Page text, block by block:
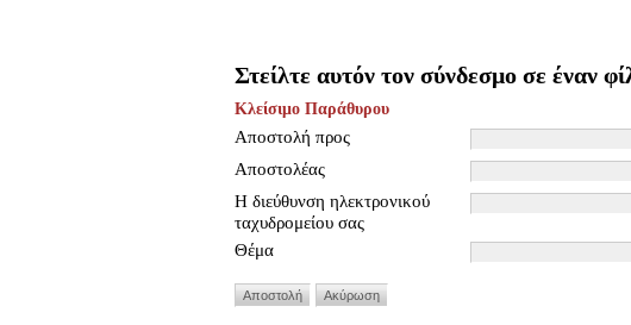
Στείλτε αυτόν τον σύνδεσμο σε έναν
Κλείσιμο Παράθυρου
Αποστολή προς
Αποστολέας
Η διεύθυνση ηλεκτρονικού
ταχυδρομείου σας
Θέμα
Αποστολή Ακύρωση